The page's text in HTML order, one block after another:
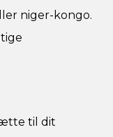
niger-kongo.
til dit